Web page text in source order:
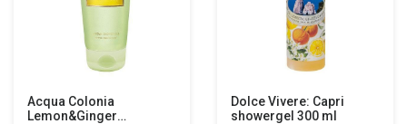
Acqua Colonia
Lemon&Ginger
Dolce Vivere: Capri
showergel 300 ml